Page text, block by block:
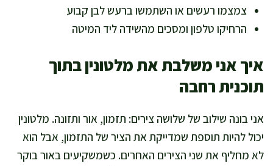
צמצמו רעשים או השתמשו ברעש לבן קבוע
הרחיקו טלפון ומסכים מהשידה ליד המיטה
איך אני משלבת את מלטונין בתוך
תוכנית רחבה
אני בונה שילוב של שלושה צירים: תזמון, אור ותזונה. מלטונין
יכול להיות תוספת שמדייקת את הציר של התזמון, אבל הוא
לא מחליף את שני הצירים האחרים. כשמשקיעים באור בוקר